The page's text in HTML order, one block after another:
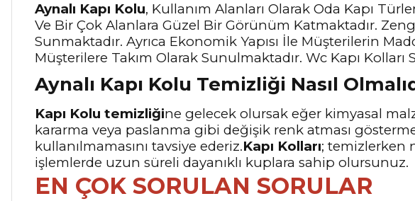
Aynalı Kapı Kolu, Kullanım Alanları Olarak Oda Kapı
Ve Bir Çok Alanlara Güzel Bir Görünüm Katmaktadır.
Sunmaktadır. Ayrıca Ekonomik Yapısı İle Müşterilerin
Müşterilere Takım Olarak Sunulmaktadır. Wc Kapı Kolları
Aynalı Kapı Kolu Temizliği Nasıl
Kapı Kolu temizliğine gelecek olursak eğer kimyasal
kararma veya paslanma gibi değişik renk atması
kullanılmamasını tavsiye ederiz.Kapı Kolları; temizlerken
işlemlerde uzun süreli dayanıklı kuplara sahip olursunuz.
EN ÇOK SORULAN SORULAR